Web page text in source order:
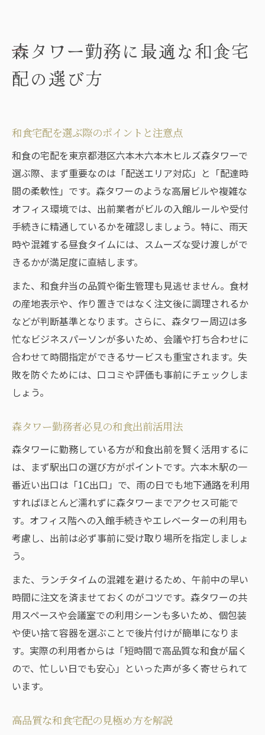
森タワー勤務に最適な和食宅
配の選び方
和食宅配を選ぶ際のポイントと注意点
和食の宅配を東京都港区六本木六本木ヒルズ森タワーで
選ぶ際、まず重要なのは「配送エリア対応」と「配達時
間の柔軟性」です。森タワーのような高層ビルや複雑な
オフィス環境では、出前業者がビルの入館ルールや受付
手続きに精通しているかを確認しましょう。特に、雨天
時や混雑する昼食タイムには、スムーズな受け渡しがで
きるかが満足度に直結します。
また、和食弁当の品質や衛生管理も見逃せません。食材
の産地表示や、作り置きではなく注文後に調理されるか
などが判断基準となります。さらに、森タワー周辺は多
忙なビジネスパーソンが多いため、会議や打ち合わせに
合わせて時間指定ができるサービスも重宝されます。失
敗を防ぐためには、口コミや評価も事前にチェックしま
しょう。
森タワー勤務者必見の和食出前活用法
森タワーに勤務している方が和食出前を賢く活用するに
は、まず駅出口の選び方がポイントです。六本木駅の一
番近い出口は「1C出口」で、雨の日でも地下通路を利用
すればほとんど濡れずに森タワーまでアクセス可能で
す。オフィス階への入館手続きやエレベーターの利用も
考慮し、出前は必ず事前に受け取り場所を指定しましょ
う。
また、ランチタイムの混雑を避けるため、午前中の早い
時間に注文を済ませておくのがコツです。森タワーの共
用スペースや会議室での利用シーンも多いため、個包装
や使い捨て容器を選ぶことで後片付けが簡単になりま
す。実際の利用者からは「短時間で高品質な和食が届く
ので、忙しい日でも安心」といった声が多く寄せられて
います。
高品質な和食宅配の見極め方を解説